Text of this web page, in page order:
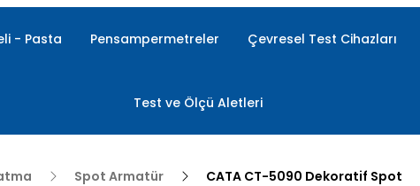
- Pasta Pensampermetreler Çevresel Test Cihazları
Test ve Ölçü Aletleri
Spot Armatür CATA CT-5090 Dekoratif Spot